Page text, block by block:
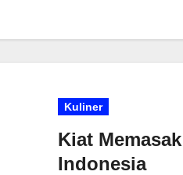
Kuliner
Kiat
Indonesia